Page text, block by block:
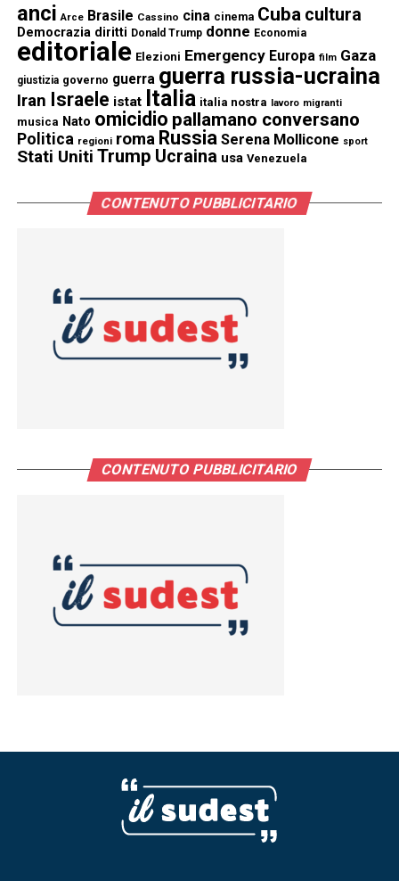
anci Arce Brasile Cassino cina cinema Cuba cultura
Democrazia diritti Donald Trump donne Economia
editoriale Elezioni Emergency Europa film Gaza
giustizia governo guerra guerra russia-ucraina
Iran Israele istat Italia italia nostra lavoro migranti
musica Nato omicidio pallamano conversano
Politica regioni roma Russia Serena Mollicone sport
Stati Uniti Trump Ucraina usa Venezuela
CONTENUTO PUBBLICITARIO
CONTENUTO PUBBLICITARIO